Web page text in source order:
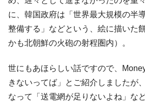
『Money1』
【対日本円】ウォン安
に韓国がいっちょがみしたのでは。
『Money1』
韓国政府『BYD』車へ
は韓国で『BYD』車は売れている。6
『Money1』
在韓米国大使スティ
く空港に詰めかけ「出て行け！」「極
ドを掲げる「在韓反米勢力」
に、韓国政府は「世界最大規模の半
整備する」などという、絵に描いた
かも北朝鮮の火砲の射程圏内）。
世にもあほらしい話ですので、
きないってば」とご紹介しましたが
なって「送電網が足りないよね」な